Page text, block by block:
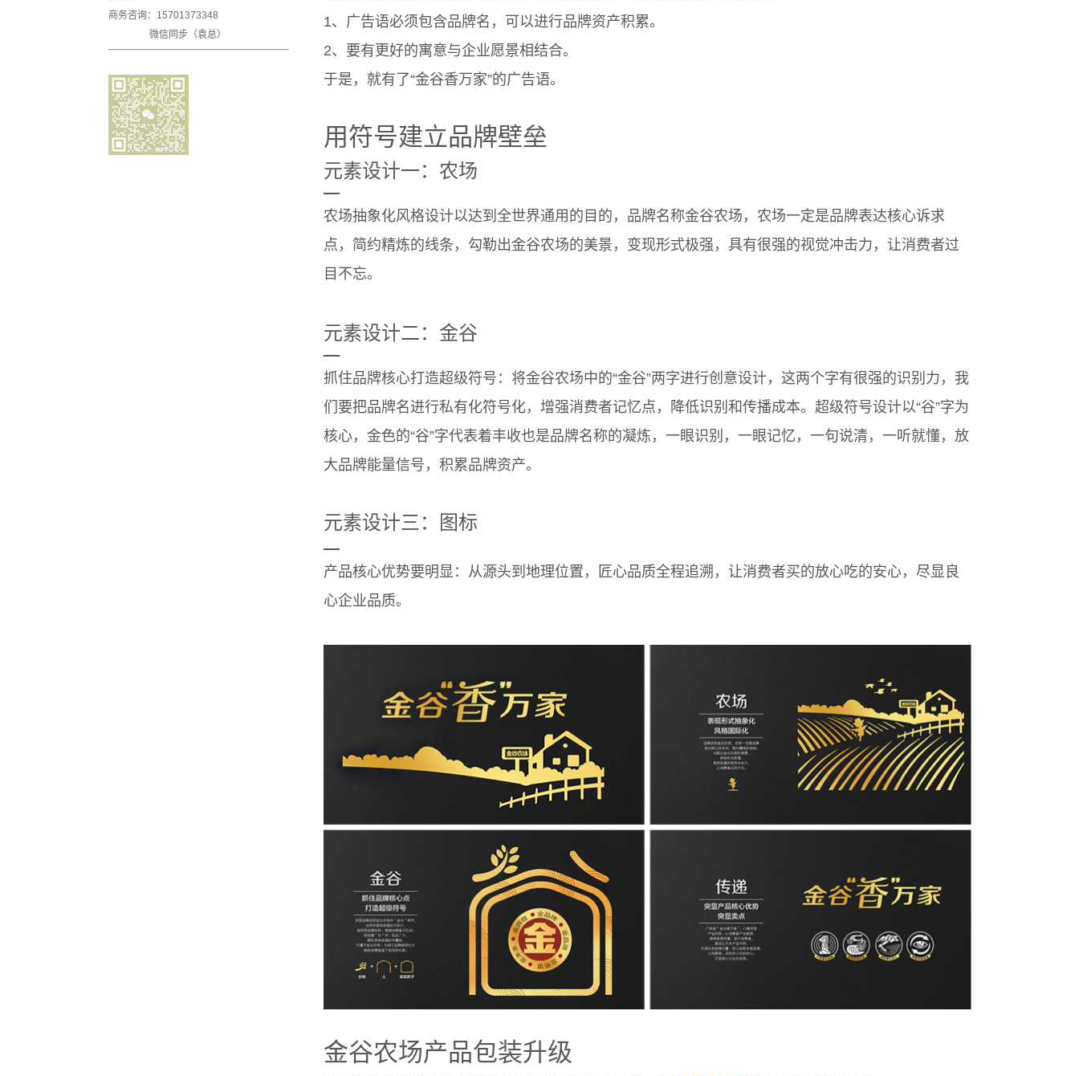
商务咨询：15701373348
微信同步（袁总）
1、广告语必须包含品牌名，可以进行品牌资产积累。
2、要有更好的寓意与企业愿景相结合。
于是，就有了“金谷香万家”的广告语。
用符号建立品牌壁垒
元素设计一：农场
—
农场抽象化风格设计以达到全世界通用的目的，品牌名称金谷农场，农场一定是品牌表达核心诉求
点，简约精炼的线条，勾勒出金谷农场的美景，变现形式极强，具有很强的视觉冲击力，让消费者过
目不忘。
元素设计二：金谷
—
抓住品牌核心打造超级符号：将金谷农场中的“金谷”两字进行创意设计，这两个字有很强的识别力，我
们要把品牌名进行私有化符号化，增强消费者记忆点，降低识别和传播成本。超级符号设计以“谷”字为
核心，金色的“谷”字代表着丰收也是品牌名称的凝炼，一眼识别，一眼记忆，一句说清，一听就懂，放
大品牌能量信号，积累品牌资产。
元素设计三：图标
—
产品核心优势要明显：从源头到地理位置，匠心品质全程追溯，让消费者买的放心吃的安心，尽显良
心企业品质。
金谷农场产品包装升级